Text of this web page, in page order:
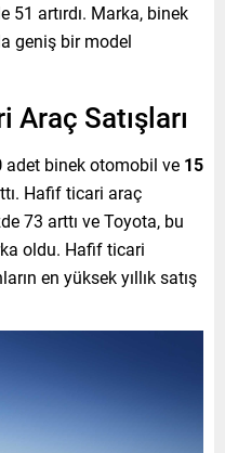
51 artırdı. Marka, binek
geniş bir model
Satışları
adet binek otomobil ve 15
Hafif ticari araç
73 arttı ve Toyota, bu
oldu. Hafif ticari
en yüksek yıllık satış